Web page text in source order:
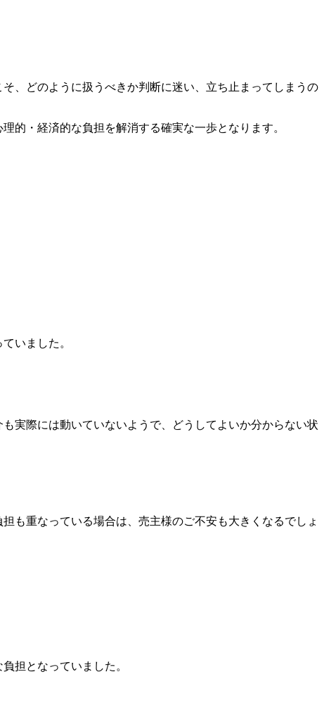
、どのように扱うべきか判断に迷い、立ち止まってしまうの
的・経済的な負担を解消する確実な一歩となります。
いました。
実際には動いていないようで、どうしてよいか分からない状
も重なっている場合は、売主様のご不安も大きくなるでしょ
担となっていました。